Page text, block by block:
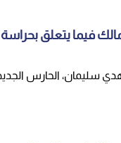
فيما يتعلق
سليمان، الحارس